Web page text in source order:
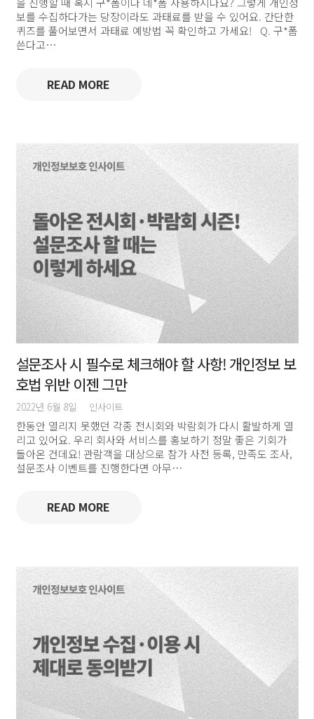
보를 수집하다가는 당장이라도 과태료를 받을 수 있어요. 간단한
퀴즈를 풀어보면서 과태료 예방법 꼭 확인하고 가세요! Q. 구*폼
쓴다고…
READ MORE
설문조사 시 필수로 체크해야 할 사항! 개인정보 보
호법 위반 이젠 그만
2022년 6월 8일 인사이트
한동안 열리지 못했던 각종 전시회와 박람회가 다시 활발하게 열
리고 있어요. 우리 회사와 서비스를 홍보하기 정말 좋은 기회가
돌아온 건데요! 관람객을 대상으로 참가 사전 등록, 만족도 조사,
설문조사 이벤트를 진행한다면 아무…
READ MORE